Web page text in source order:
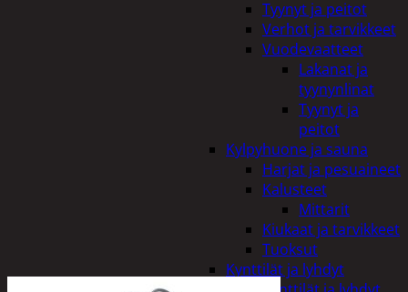
Tyynyt ja peitot
Verhot ja tarvikkeet
Vuodevaatteet
Lakanat ja
tyynynlinat
Tyynyt ja
peitot
Kylpyhuone ja sauna
Harjat ja pesuaineet
Kalusteet
Mittarit
Kiukaat ja tarvikkeet
Tuoksut
Kynttilät ja lyhdyt